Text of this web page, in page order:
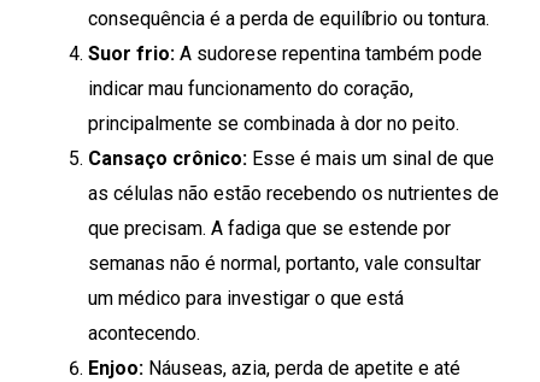
consequência é a perda de equilíbrio ou tontura.
Suor frio: A sudorese repentina também pode
indicar mau funcionamento do coração,
principalmente se combinada à dor no peito.
Cansaço crônico: Esse é mais um sinal de que
as células não estão recebendo os nutrientes de
que precisam. A fadiga que se estende por
semanas não é normal, portanto, vale consultar
um médico para investigar o que está
acontecendo.
Enjoo: Náuseas, azia, perda de apetite e até